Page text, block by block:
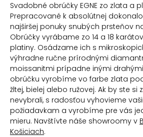
Svadobné obrúčky EGNE zo zlata a
Prepracované k absolútnej
najširšej ponuky snubých prsteňov
Obrúčky vyrábame zo 14 a 18
platiny. Osádzame ich s
výhradne ručne prírodnými
moissanitmi prípadne inými
obrúčku vyrobíme vo farbe zlata
žltej, bielej alebo ružovej. Ak by ste si
nevybrali, s radosťou vyhovieme
požiadavkam a vyrobíme pre vás
mieru. Navštívte náše showroomy v
Košiciach.